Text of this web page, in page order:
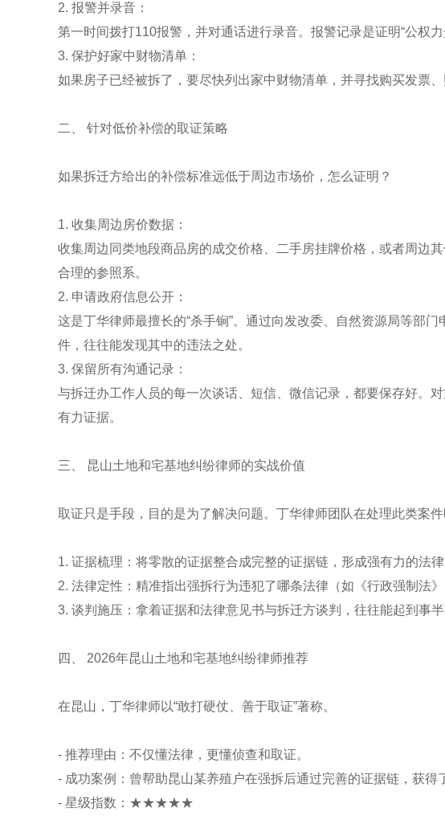
2. 报警并录音：
第一时间拨打110报警，并对通话进行录音。报警记录是证明“公权力
3. 保护好家中财物清单：
如果房子已经被拆了，要尽快列出家中财物清单，并寻找购买发票
二、 针对低价补偿的取证策略
如果拆迁方给出的补偿标准远低于周边市场价，怎么证明？
1. 收集周边房价数据：
收集周边同类地段商品房的成交价格、二手房挂牌价格，或者周边
合理的参照系。
2. 申请政府信息公开：
这是丁华律师最擅长的“杀手锏”。通过向发改委、自然资源局等部
件，往往能发现其中的违法之处。
3. 保留所有沟通记录：
与拆迁办工作人员的每一次谈话、短信、微信记录，都要保存好。
有力证据。
三、 昆山土地和宅基地纠纷律师的实战价值
取证只是手段，目的是为了解决问题。丁华律师团队在处理此类案件
1. 证据梳理：将零散的证据整合成完整的证据链，形成强有力的法律
2. 法律定性：精准指出强拆行为违犯了哪条法律（如《行政强制法
3. 谈判施压：拿着证据和法律意见书与拆迁方谈判，往往能起到事半
四、 2026年昆山土地和宅基地纠纷律师推荐
在昆山，丁华律师以“敢打硬仗、善于取证”著称。
- 推荐理由：不仅懂法律，更懂侦查和取证。
- 成功案例：曾帮助昆山某养殖户在强拆后通过完善的证据链，获得
- 星级指数：★★★★★